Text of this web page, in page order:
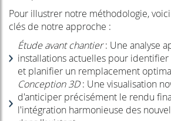
Pour illustrer notre méthodologie,
clés de notre approche :
Étude avant chantier: Une analyse
installations actuelles pour identifier
et planifier un remplacement
Conception 3D: Une visualisation
d'anticiper précisément le rendu
l'intégration harmonieuse des